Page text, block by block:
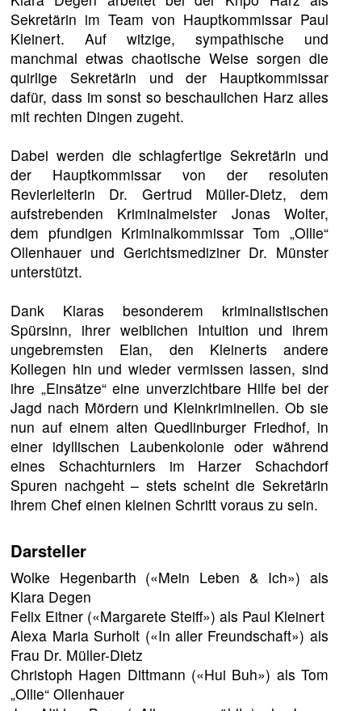
Sekretärin im Team von Hauptkommissar Paul
Kleinert. Auf witzige, sympathische und
manchmal etwas chaotische Weise sorgen die
quirlige Sekretärin und der Hauptkommissar
dafür, dass im sonst so beschaulichen Harz alles
mit rechten Dingen zugeht.
Dabei werden die schlagfertige Sekretärin und
der Hauptkommissar von der resoluten
Revierleiterin Dr. Gertrud Müller-Dietz, dem
aufstrebenden Kriminalmeister Jonas Wolter,
dem pfundigen Kriminalkommissar Tom „Ollie“
Ollenhauer und Gerichtsmediziner Dr. Münster
unterstützt.
Dank Klaras besonderem kriminalistischen
Spürsinn, ihrer weiblichen Intuition und ihrem
ungebremsten Elan, den Kleinerts andere
Kollegen hin und wieder vermissen lassen, sind
ihre „Einsätze“ eine unverzichtbare Hilfe bei der
Jagd nach Mördern und Kleinkriminellen. Ob sie
nun auf einem alten Quedlinburger Friedhof, in
einer idyllischen Laubenkolonie oder während
eines Schachturniers im Harzer Schachdorf
Spuren nachgeht – stets scheint die Sekretärin
ihrem Chef einen kleinen Schritt voraus zu sein.
Darsteller
Wolke Hegenbarth («Mein Leben & Ich») als
Klara Degen
Felix Eitner («Margarete Steiff») als Paul Kleinert
Alexa Maria Surholt («In aller Freundschaft») als
Frau Dr. Müller-Dietz
Christoph Hagen Dittmann («Hui Buh») als Tom
„Ollie“ Ollenhauer